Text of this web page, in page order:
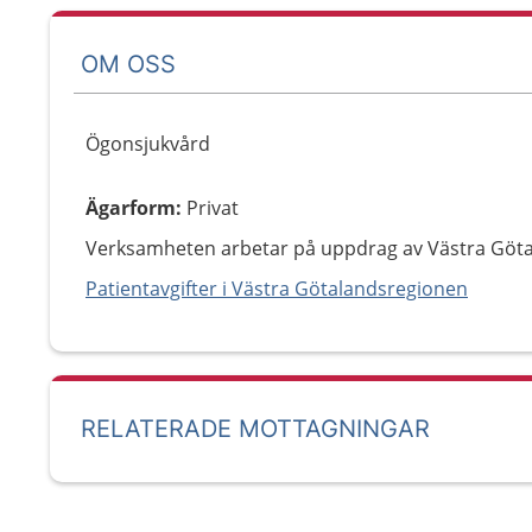
OM OSS
Ögonsjukvård
Ägarform: Privat
Verksamheten arbetar på uppdrag av Västra
Patientavgifter i Västra Götalandsregionen
RELATERADE MOTTAGNINGAR